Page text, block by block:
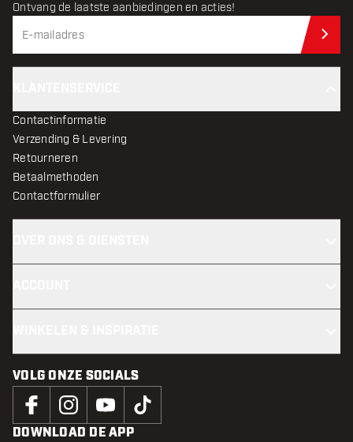
Ontvang de laatste aanbiedingen en acties!
Contactinformatie
Verzending & Levering
Retourneren
Betaalmethoden
Contactformulier
VOLG ONZE SOCIALS
DOWNLOAD DE APP